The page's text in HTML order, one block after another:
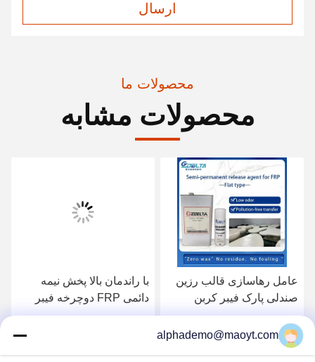
ارسال
محصولات ما
محصولات مشابه
عامل رهاسازی قالب رزین
صندلی پارک فیبر کربن
بهترین قیمت را دریافت کنید
با راندمان بالا پخش نیمه
دائمی FRP دوچرخه فیبر
کربن
بهترین قیمت را دریافت کنید
alphademo@maoyt.com